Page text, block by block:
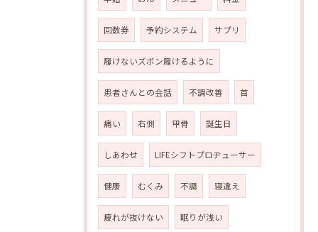
回数券 予約システム サプリ
履けないズボン履けるように
患者さんとの会話 不調改善 首
痛い 右側 甲骨 誕生日
しあわせ LIFEシフトプロヂューサー
健康 むくみ 不調 寝違え
疲れが抜けない 眠りが浅い